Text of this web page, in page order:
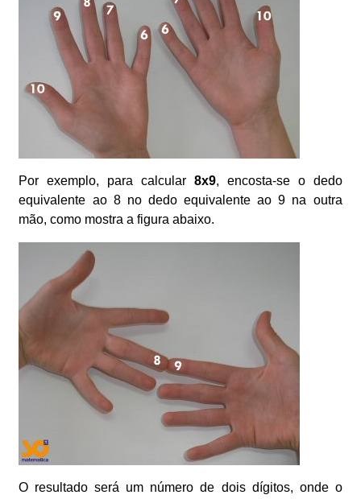
Por exemplo, para calcular 8x9, encosta-se o dedo
equivalente ao 8 no dedo equivalente ao 9 na outra
mão, como mostra a figura abaixo.
O resultado será um número de dois dígitos, onde o